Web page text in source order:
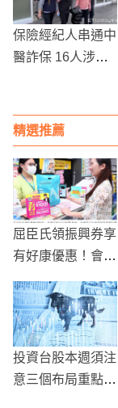
保險經紀人串通中
醫詐保 16人涉案
精選推薦
屈臣氏領振興券享
有好康優惠！會員
朋友加碼贈寵i點
數，最高回饋高達
3500元！
投資台股本週須注
意三個布局重點，